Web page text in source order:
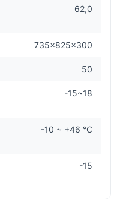
62,0
735×825×300
50
-15~18
-10 ~ +46 °С
-15